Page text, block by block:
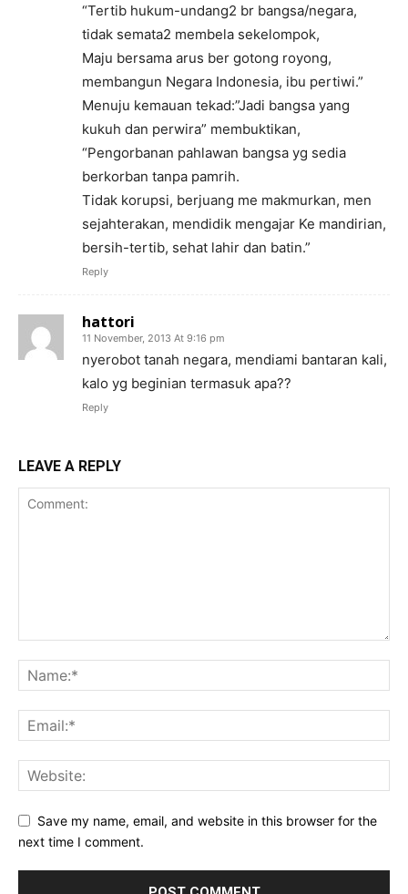
“Tertib hukum-undang2 br bangsa/negara,
tidak semata2 membela sekelompok,
Maju bersama arus ber gotong royong,
membangun Negara Indonesia, ibu pertiwi.”
Menuju kemauan tekad:”Jadi bangsa yang
kukuh dan perwira” membuktikan,
“Pengorbanan pahlawan bangsa yg sedia
berkorban tanpa pamrih.
Tidak korupsi, berjuang me makmurkan, men
sejahterakan, mendidik mengajar Ke mandirian,
bersih-tertib, sehat lahir dan batin.”
Reply
hattori
11 November, 2013 At 9:16 pm
nyerobot tanah negara, mendiami bantaran kali,
kalo yg beginian termasuk apa??
Reply
LEAVE A REPLY
Save my name, email, and website in this browser for the
next time I comment.